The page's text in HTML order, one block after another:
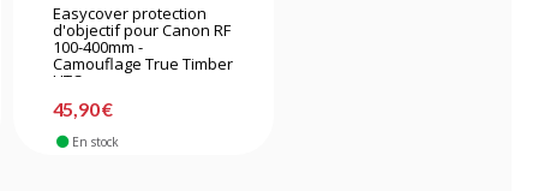
Easycover protection
d'objectif pour Canon RF
100-400mm -
Camouflage True Timber
HTC
45,90 €
En stock